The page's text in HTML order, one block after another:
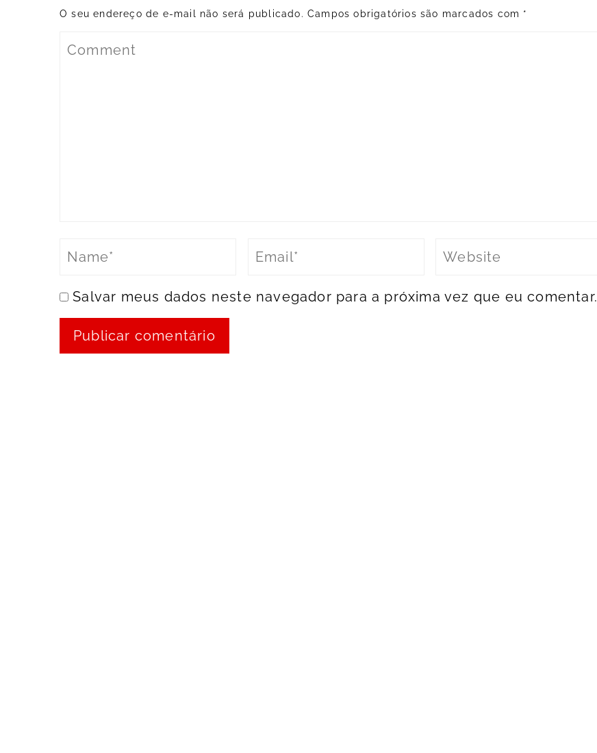
O seu endereço de e-mail não será publicado. Campos obrigatórios são marcados com *
Salvar meus dados neste navegador para a próxima vez que eu comentar.